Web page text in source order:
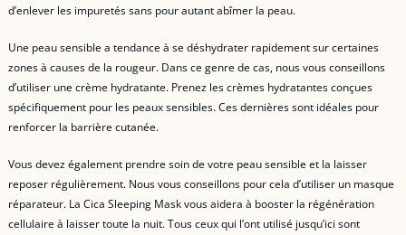
d’enlever les impuretés sans pour autant abîmer la peau.
Une peau sensible a tendance à se déshydrater rapidement sur certaines
zones à causes de la rougeur. Dans ce genre de cas, nous vous conseillons
d’utiliser une crème hydratante. Prenez les crèmes hydratantes conçues
spécifiquement pour les peaux sensibles. Ces dernières sont idéales pour
renforcer la barrière cutanée.
Vous devez également prendre soin de votre peau sensible et la laisser
reposer régulièrement. Nous vous conseillons pour cela d’utiliser un masque
réparateur. La Cica Sleeping Mask vous aidera à booster la régénération
cellulaire à laisser toute la nuit. Tous ceux qui l’ont utilisé jusqu’ici sont